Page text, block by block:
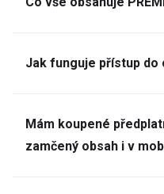
Jak funguje přístup
Mám koupené
zamčený obsah i v